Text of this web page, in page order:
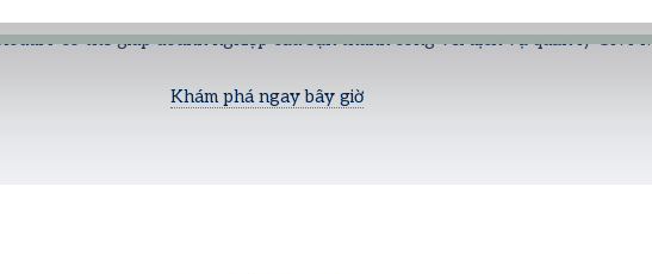
có thể giúp doanh nghiệp của bạn thành công với dịch vụ quản lý CNTT.
Khám phá ngay bây giờ